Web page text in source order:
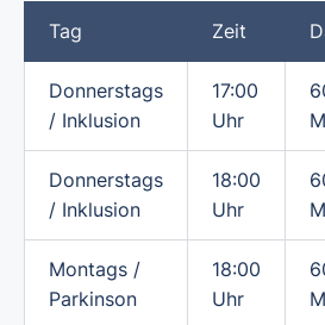
Tag Zeit
Donnerstags
/ Inklusion
17:00
Uhr
Donnerstags
/ Inklusion
18:00
Uhr
Montags /
Parkinson
18:00
Uhr